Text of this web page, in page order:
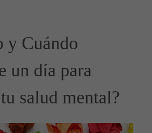
y Cuándo
un día para
salud mental?